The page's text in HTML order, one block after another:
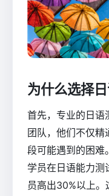
为什么选择
首先，专业的日语
团队，他们不仅
段可能遇到的困难
学员在日语能力
员高出30%以上